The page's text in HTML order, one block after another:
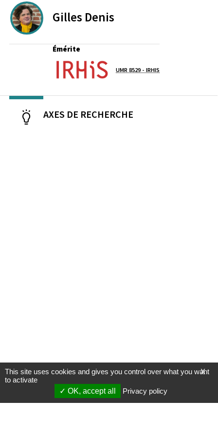
PROFESSEURS EMERITES DE L'UNIVERSITE
Gilles Denis
Émérite
UMR 8529 - IRHIS
AXES DE RECHERCHE
X
This site uses cookies and gives you control over what you want
to activate
OK, accept all
Privacy policy